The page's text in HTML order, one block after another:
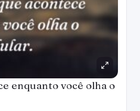
enquanto você olha o